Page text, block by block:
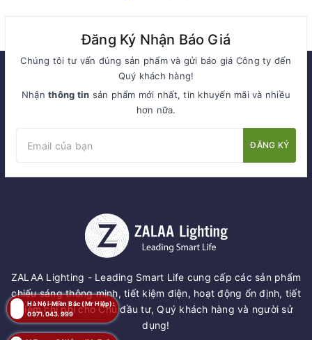
Đăng Ký Nhận Báo Giá
Chúng tôi tư vấn đúng sản phẩm và gửi báo giá Công ty đến
Quý khách hàng!
Nhậnthông tin sản phẩm mới nhất, tin khuyến mãi và nhiều
hơn nữa.
ĐĂNG KÝ
ZALAA Lighting - Leading Smart Life cung cấp các sản phẩm
chiếu sáng thông minh, tiết kiệm điện, hoạt động ổn định, tiết
kiệm chi phí cho Chủ đầu tư, Quý khách hàng và người sử
dụng!
Hà Nội-Miền Bắc (Mr Hiệp):
0971.043.999